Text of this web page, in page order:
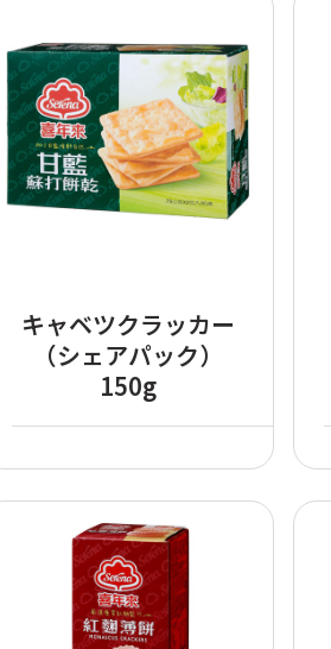
キャベツクラッカー
（シェアパック）
150g